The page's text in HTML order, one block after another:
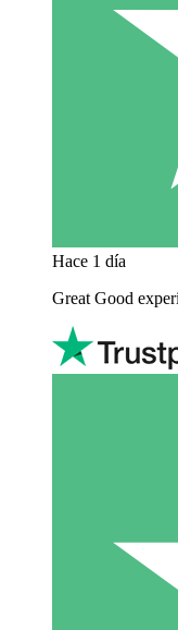
Hace 1 día
Great Good